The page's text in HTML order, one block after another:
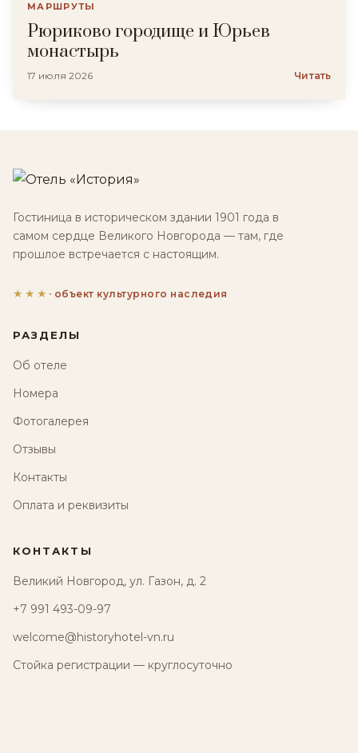
МАРШРУТЫ
Рюриково городище и Юрьев
монастырь
17 июля 2026 Читать
Гостиница в историческом здании 1901 года в
самом сердце Великого Новгорода — там, где
прошлое встречается с настоящим.
★★★ · объект культурного наследия
РАЗДЕЛЫ
Об отеле
Номера
Фотогалерея
Отзывы
Контакты
Оплата и реквизиты
КОНТАКТЫ
Великий Новгород, ул. Газон, д. 2
+7 991 493-09-97
welcome@historyhotel-vn.ru
Стойка регистрации — круглосуточно